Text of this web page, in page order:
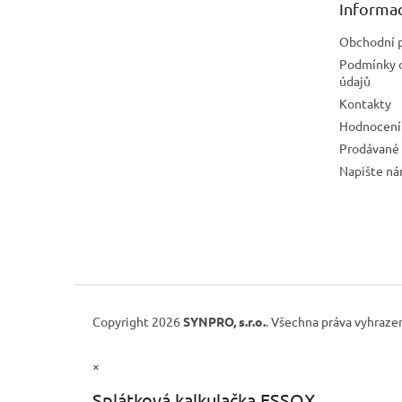
Obchodní
Podmínky
údajů
Kontakty
Napište
Copyright 2026 SYNPRO, s.r.o.. Všechna práva
×